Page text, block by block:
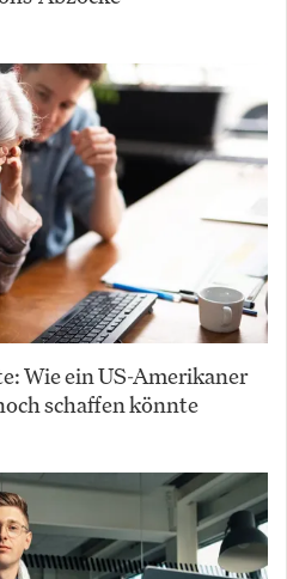
Wie ein US-Amerikaner
schaffen könnte